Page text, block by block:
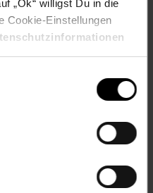
„Ok“ willigst Du in die
Cookie-Einstellungen